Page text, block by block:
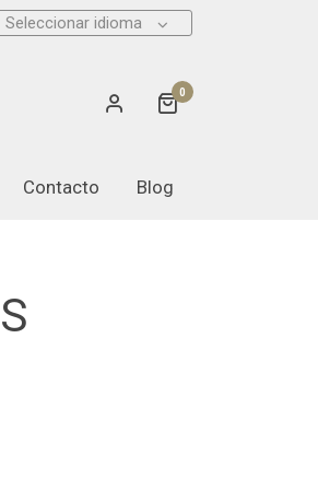
Seleccionar idioma
0
Contacto
Blog